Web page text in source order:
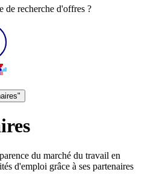
de recherche d'offres ?
du marché du travail en
d'emploi grâce à ses partenaires